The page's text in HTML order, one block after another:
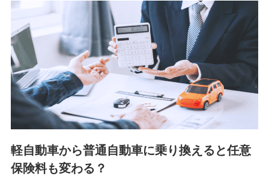
■少額短期保険
株式会社アシロ少額短期保険 (https://kailash.co.jp/)
SBIいきいき少額短期保険会社 (https://www.i-
sedai.com/)
SBIペット少額短期保険株式会社 (https://www.sbipet-
ssi.co.jp/)
SBIリスタ少額短期保険会社
(https://www.jishin.co.jp/)
スマートプラス少額短期保険株式会社
チューリッヒ少額短期保険株式会社
(https://www.zurichssi.co.jp/)
軽自動車から普通自動車に乗り換えると任意
保険料も変わる？